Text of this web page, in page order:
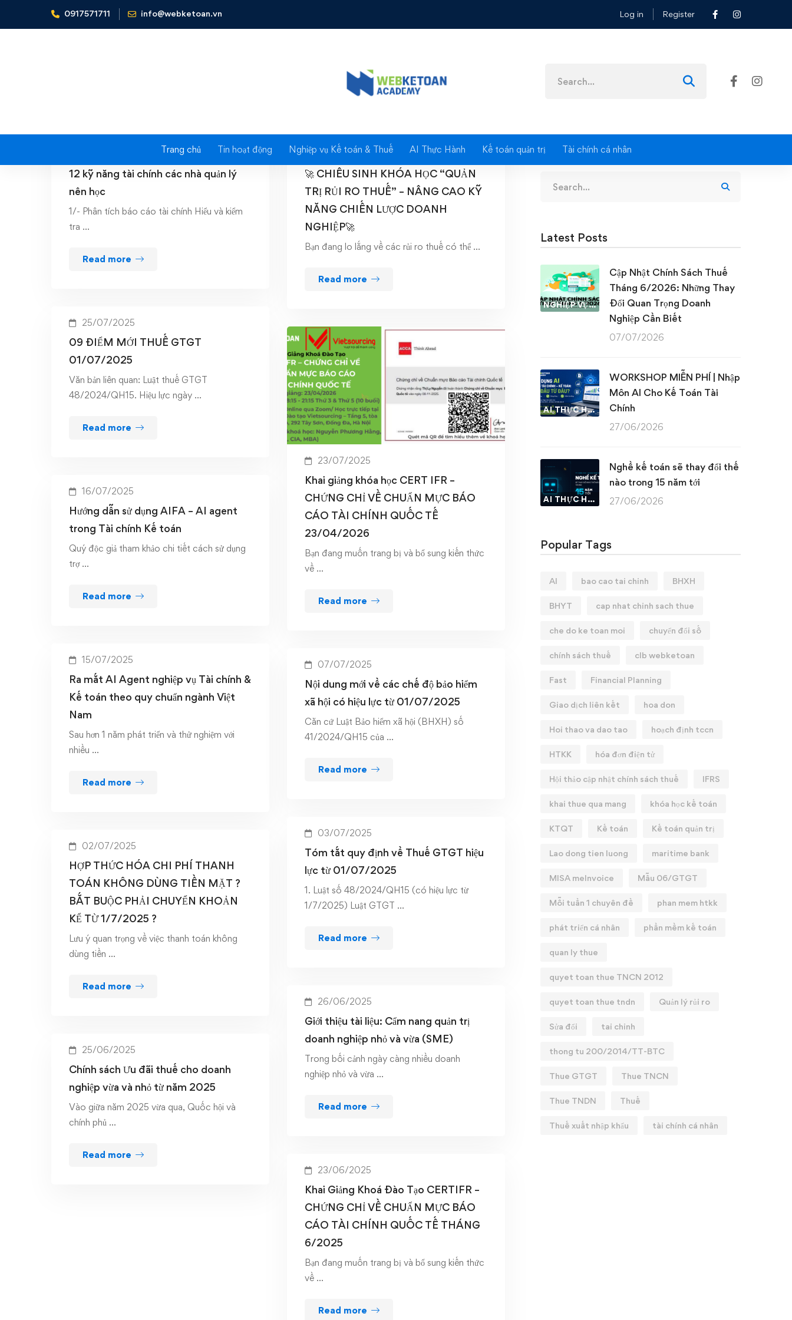
0917571711 info@webketoan.vn Log in Register
for:
Trang chủ Tin hoạt động Nghiệp vụ Kế toán & Thuế AI Thực Hành Kế toán quản trị Tài chính cá nhân
12 kỹ năng tài chính các nhà quản lý
nên học
1/- Phân tích báo cáo tài chính Hiểu và kiểm
tra …
Read more
31/07/2025
🚀 CHIÊU SINH KHÓA HỌC “QUẢN
TRỊ RỦI RO THUẾ” – NÂNG CAO KỸ
NĂNG CHIẾN LƯỢC DOANH
NGHIỆP🚀
Bạn đang lo lắng về các rủi ro thuế có thể …
Read more
25/07/2025
09 ĐIỂM MỚI THUẾ GTGT
01/07/2025
Văn bản liên quan: Luật thuế GTGT
48/2024/QH15. Hiệu lực ngày …
Read more
23/07/2025
Khai giảng khóa học CERT IFR –
CHỨNG CHỈ VỀ CHUẨN MỰC BÁO
CÁO TÀI CHÍNH QUỐC TẾ
23/04/2026
Bạn đang muốn trang bị và bổ sung kiến thức
về …
Read more
16/07/2025
Hướng dẫn sử dụng AIFA – AI agent
trong Tài chính Kế toán
Quý độc giả tham khảo chi tiết cách sử dụng
trợ …
Read more
15/07/2025
Ra mắt AI Agent nghiệp vụ Tài chính &
Kế toán theo quy chuẩn ngành Việt
Nam
Sau hơn 1 năm phát triển và thử nghiệm với
nhiều …
Read more
07/07/2025
Nội dung mới về các chế độ bảo hiểm
xã hội có hiệu lực từ 01/07/2025
Căn cứ Luật Bảo hiểm xã hội (BHXH) số
41/2024/QH15 của …
Read more
03/07/2025
Tóm tắt quy định về Thuế GTGT hiệu
lực từ 01/07/2025
1. Luật số 48/2024/QH15 (có hiệu lực từ
1/7/2025) Luật GTGT …
Read more
02/07/2025
HỢP THỨC HÓA CHI PHÍ THANH
TOÁN KHÔNG DÙNG TIỀN MẶT ?
BẮT BUỘC PHẢI CHUYỂN KHOẢN
KỂ TỪ 1/7/2025 ?
Lưu ý quan trọng về việc thanh toán không
dùng tiền …
Read more
26/06/2025
Giới thiệu tài liệu: Cẩm nang quản trị
doanh nghiệp nhỏ và vừa (SME)
Trong bối cảnh ngày càng nhiều doanh
nghiệp nhỏ và vừa …
Read more
25/06/2025
Chính sách Ưu đãi thuế cho doanh
nghiệp vừa và nhỏ từ năm 2025
Vào giữa năm 2025 vừa qua, Quốc hội và
chính phủ …
Read more
23/06/2025
Khai Giảng Khoá Đào Tạo CERTIFR –
CHỨNG CHỈ VỀ CHUẨN MỰC BÁO
CÁO TÀI CHÍNH QUỐC TẾ THÁNG
6/2025
Bạn đang muốn trang bị và bổ sung kiến thức
về …
Read more
Search
for:
Latest Posts
NGHIỆP VỤ KẾ TOÁN & THUẾ
Cập Nhật Chính Sách Thuế
Tháng 6/2026: Những Thay
Đổi Quan Trọng Doanh
Nghiệp Cần Biết
07/07/2026
AI THỰC HÀNH
WORKSHOP MIỄN PHÍ | Nhập
Môn AI Cho Kế Toán Tài
Chính
27/06/2026
AI THỰC HÀNH
Nghề kế toán sẽ thay đổi thế
nào trong 15 năm tới
27/06/2026
Popular Tags
AI bao cao tai chinh BHXH
BHYT cap nhat chinh sach thue
che do ke toan moi chuyển đổi số
chính sách thuế clb webketoan
Fast Financial Planning
Giao dịch liên kết hoa don
Hoi thao va dao tao hoạch định tccn
HTKK hóa đơn điện tử
Hội thảo cập nhật chính sách thuế IFRS
khai thue qua mang khóa học kế toán
KTQT Kế toán Kế toán quản trị
Lao dong tien luong maritime bank
MISA meInvoice Mẫu 06/GTGT
Mỗi tuần 1 chuyên đề phan mem htkk
phát triển cá nhân phần mềm kế toán
quan ly thue
quyet toan thue TNCN 2012
quyet toan thue tndn Quản lý rủi ro
Sửa đổi tai chinh
thong tu 200/2014/TT-BTC
Thue GTGT Thue TNCN
Thue TNDN Thuế
Thuế xuất nhập khẩu tài chính cá nhân